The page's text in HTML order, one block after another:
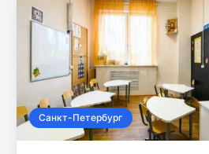
Санкт-Петербург